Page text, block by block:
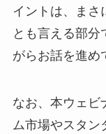
イントは、まさ
とも言える部分
がらお話を進め
なお、本ウェビ
ム市場やスタ